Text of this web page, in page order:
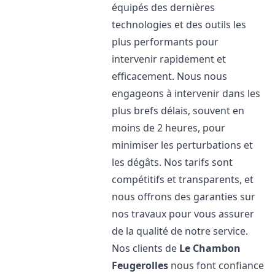
équipés des dernières
technologies et des outils les
plus performants pour
intervenir rapidement et
efficacement. Nous nous
engageons à intervenir dans les
plus brefs délais, souvent en
moins de 2 heures, pour
minimiser les perturbations et
les dégâts. Nos tarifs sont
compétitifs et transparents, et
nous offrons des garanties sur
nos travaux pour vous assurer
de la qualité de notre service.
Nos clients de Le Chambon
Feugerolles nous font confiance